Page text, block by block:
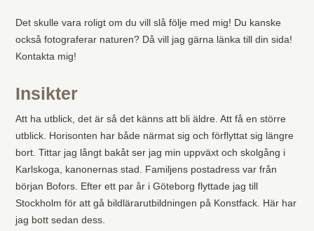
Det skulle vara roligt om du vill slå följe med mig! Du kanske
också fotograferar naturen? Då vill jag gärna länka till din sida!
Kontakta mig!
Insikter
Att ha utblick, det är så det känns att bli äldre. Att få en större
utblick. Horisonten har både närmat sig och förflyttat sig längre
bort. Tittar jag långt bakåt ser jag min uppväxt och skolgång i
Karlskoga, kanonernas stad. Familjens postadress var från
början Bofors. Efter ett par år i Göteborg flyttade jag till
Stockholm för att gå bildlärarutbildningen på Konstfack. Här har
jag bott sedan dess.